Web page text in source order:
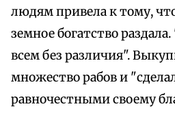
людям привела к тому,
земное богатство
всем без различия".
множество рабов и
равночестными своему